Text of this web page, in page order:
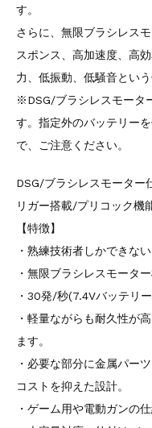
す。
さらに、無限ブラシレス
スポンス、高加速度、高
力、低振動、低騒音とい
※DSG/ブラシレスモータ
す。指定外のバッテリー
で、ご注意ください。
DSG/ブラシレスモータ
リガー搭載/プリコック機
【特徴】
・熟練技術者しかできな
・無限ブラシレスモーター
・30発/秒(7.4Vバッテリー
・軽量ながらも耐久性が
ます。
・必要な部分に金属パー
コストを抑えた設計。
・ゲーム用や電動ガンの